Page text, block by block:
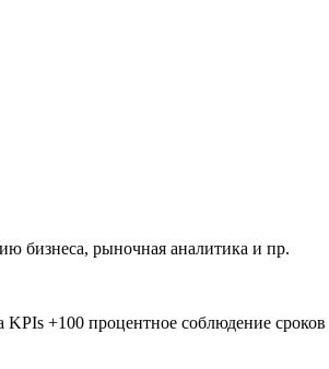
бизнеса, рыночная аналитика и пр.
KPIs +100 процентное соблюдение сроков